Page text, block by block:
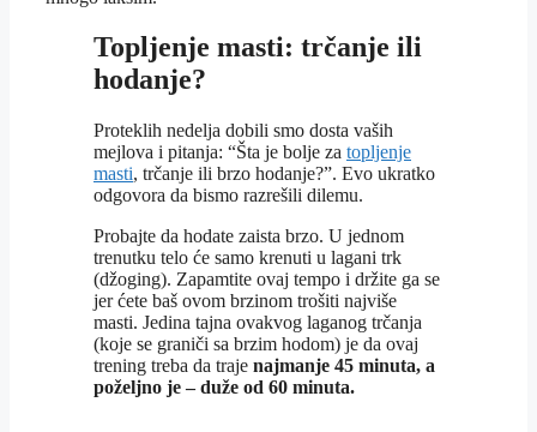
Topljenje masti: trčanje ili
hodanje?
Proteklih nedelja dobili smo dosta vaših
mejlova i pitanja: “Šta je bolje za topljenje
masti, trčanje ili brzo hodanje?”. Evo ukratko
odgovora da bismo razrešili dilemu.
Probajte da hodate zaista brzo. U jednom
trenutku telo će samo krenuti u lagani trk
(džoging). Zapamtite ovaj tempo i držite ga se
jer ćete baš ovom brzinom trošiti najviše
masti. Jedina tajna ovakvog laganog trčanja
(koje se graniči sa brzim hodom) je da ovaj
trening treba da traje najmanje 45 minuta, a
poželjno je – duže od 60 minuta.